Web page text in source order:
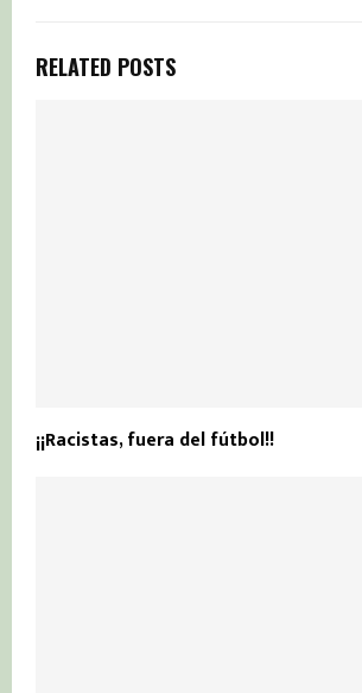
RELATED POSTS
¡¡Racistas, fuera del fútbol!!